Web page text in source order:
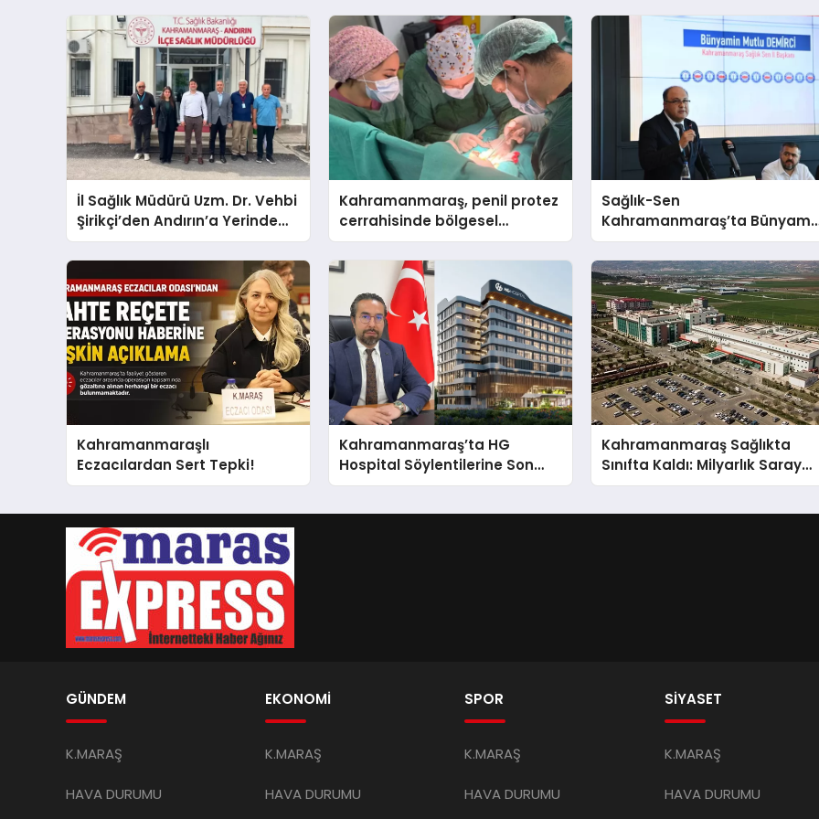
İl Sağlık Müdürü Uzm. Dr. Vehbi
Şirikçi’den Andırın’a Yerinde
İnceleme Ziyareti
Kahramanmaraş, penil protez
cerrahisinde bölgesel
referans merkezi oldu
Sağlık-Sen
Kahramanmaraş’ta
Mutlu Demirci ile Yola Devam!
Kahramanmaraşlı
Eczacılardan Sert Tepki!
Kahramanmaraş’ta HG
Hospital Söylentilerine Son
Nokta!
Kahramanmaraş Sağlıkta
Sınıfta Kaldı: Milyarlık Saray
Gibi Hastaneler Var, İçinde
GÜNDEM
K.MARAŞ
HAVA DURUMU
EKONOMİ
K.MARAŞ
HAVA DURUMU
SPOR
K.MARAŞ
HAVA DURUMU
SİYASET
K.MARAŞ
HAVA DURUMU